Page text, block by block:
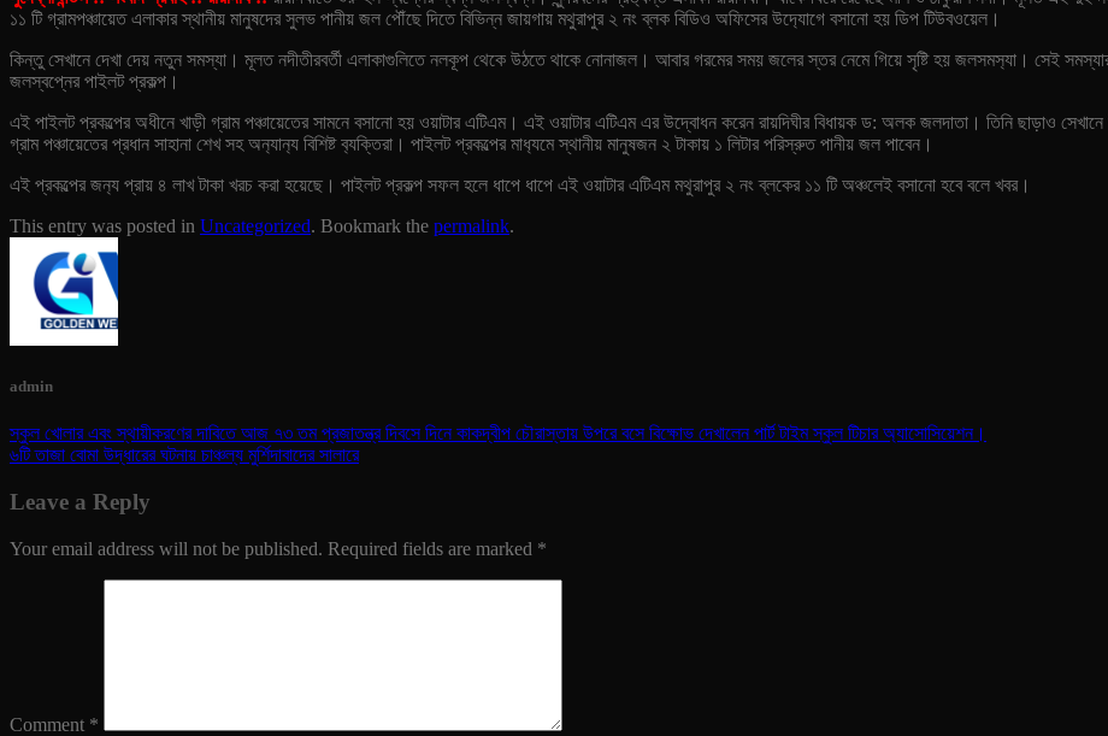
১১ টি গ্রামপঞ্চায়েত এলাকার স্থানীয় মানুষদের সুলভ পানীয় জল পৌঁছে দিতে বিভিন্ন জায়গায় মথুরাপুর ২ নং ব্লক বিডিও অফিসের উদ‍্যোগে বসানো হয় ডিপ টিউবওয়েল।
কিন্তু সেখানে দেখা দেয় নতুন সমস্যা। মূলত নদীতীরবর্তী এলাকাগুলিতে নলকূপ থেকে উঠতে থাকে নোনাজল। আবার গরমের সময় জলের স্তর নেমে গিয়ে সৃষ্টি হয় জলসমস‍্যা। সেই
জলস্বপ্নের পাইলট প্রকল্প।
এই পাইলট প্রকল্পের অধীনে খাড়ী গ্রাম পঞ্চায়েতের সামনে বসানো হয় ওয়াটার এটিএম। এই ওয়াটার এটিএম এর উদ্বোধন করেন রায়দিঘীর বিধায়ক ড: অলক জলদাতা। তিনি ছাড়াও
গ্রাম পঞ্চায়েতের প্রধান সাহানা শেখ সহ অন‍্যান‍্য বিশিষ্ট ব‍্যক্তিরা। পাইলট প্রকল্পের মাধ‍্যমে স্থানীয় মানুষজন ২ টাকায় ১ লিটার পরিস্রুত পানীয় জল পাবেন।
এই প্রকল্পের জন‍্য প্রায় ৪ লাখ টাকা খরচ করা হয়েছে। পাইলট প্রকল্প সফল হলে ধাপে ধাপে এই ওয়াটার এটিএম মথুরাপুর ২ নং ব্লকের ১১ টি অঞ্চলেই বসানো হবে বলে খবর।
This entry was posted in Uncategorized. Bookmark the permalink.
admin
স্কুল খোলার এবং স্থায়ীকরণের দাবিতে আজ ৭৩ তম প্রজাতন্ত্র দিবসে দিনে কাকদ্বীপ চৌরাস্তায় উপরে বসে বিক্ষোভ দেখালেন পার্ট টাইম স্কুল টিচার অ্যাসোসিয়েশন।
৬টি তাজা বোমা উদ্ধারের ঘটনায় চাঞ্চল্য মুর্শিদাবাদের সালারে
Leave a Reply
Your email address will not be published. Required fields are marked *
Comment *